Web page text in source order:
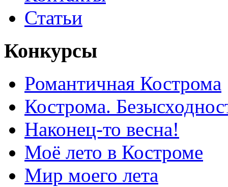
Статьи
Конкурсы
Романтичная Кострома
Кострома.
Наконец-то весна!
Моё лето в Костроме
Мир моего лета